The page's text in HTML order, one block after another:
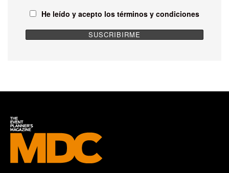
He leído y acepto los términos y condiciones